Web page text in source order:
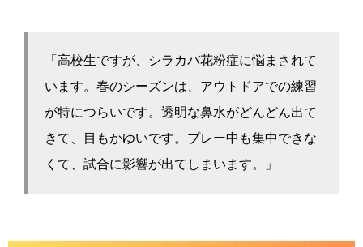
「高校生ですが、シラカバ花粉症に悩まされて
います。春のシーズンは、アウトドアでの練習
が特につらいです。透明な鼻水がどんどん出て
きて、目もかゆいです。プレー中も集中できな
くて、試合に影響が出てしまいます。」